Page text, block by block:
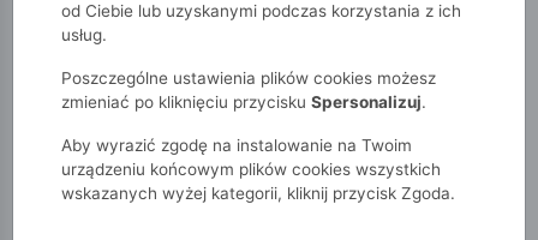
51015kids Chłopcy 2-7 lat
T-shirty
Koszulka chłopięca z nadrukiem
od Ciebie lub uzyskanymi podczas korzystania z ich
usług.
Poszczególne ustawienia plików cookies możesz
zmieniać po kliknięciu przycisku Spersonalizuj.
Aby wyrazić zgodę na instalowanie na Twoim
urządzeniu końcowym plików cookies wszystkich
wskazanych wyżej kategorii, kliknij przycisk Zgoda.